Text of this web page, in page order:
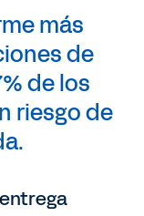
más
de
de los
riesgo de